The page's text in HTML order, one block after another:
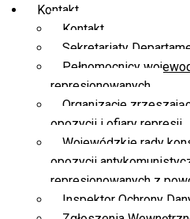
Kontakt
Kontakt
Sekretariaty
Pełnomocnicy
represjonowanych
Organizacje
opozycji i ofiary represji
Wojewódzkie rady
opozycji
represjonowanych z
Inspektor Ochrony